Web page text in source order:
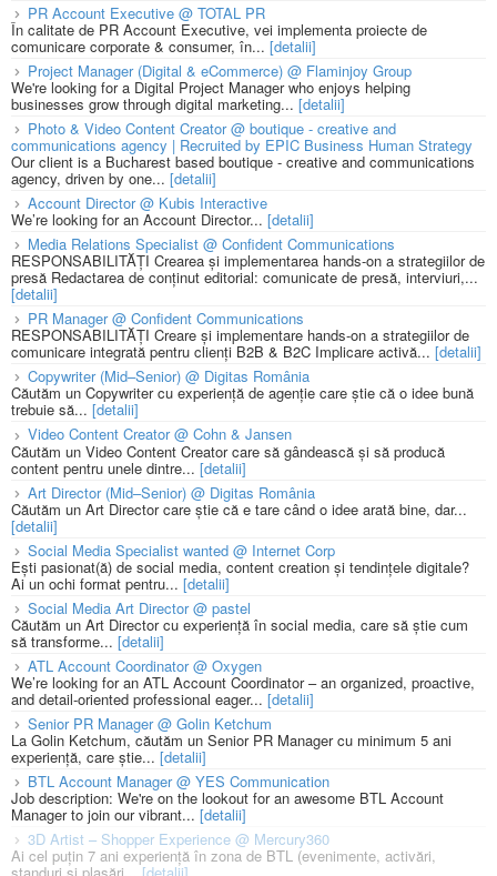
PR Account Executive @ TOTAL PR
În calitate de PR Account Executive, vei implementa proiecte de
comunicare corporate & consumer, în... [detalii]
Project Manager (Digital & eCommerce) @ Flaminjoy Group
We're looking for a Digital Project Manager who enjoys helping
businesses grow through digital marketing... [detalii]
Photo & Video Content Creator @ boutique - creative and
communications agency | Recruited by EPIC Business Human Strategy
Our client is a Bucharest based boutique - creative and communications
agency, driven by one... [detalii]
Account Director @ Kubis Interactive
We’re looking for an Account Director... [detalii]
Media Relations Specialist @ Confident Communications
RESPONSABILITĂȚI Crearea și implementarea hands-on a strategiilor de
presă Redactarea de conținut editorial: comunicate de presă, interviuri,...
[detalii]
PR Manager @ Confident Communications
RESPONSABILITĂȚI Creare și implementare hands-on a strategiilor de
comunicare integrată pentru clienți B2B & B2C Implicare activă... [detalii]
Copywriter (Mid–Senior) @ Digitas România
Căutăm un Copywriter cu experiență de agenție care știe că o idee bună
trebuie să... [detalii]
Video Content Creator @ Cohn & Jansen
Căutăm un Video Content Creator care să gândească și să producă
content pentru unele dintre... [detalii]
Art Director (Mid–Senior) @ Digitas România
Căutăm un Art Director care știe că e tare când o idee arată bine, dar...
[detalii]
Social Media Specialist wanted @ Internet Corp
Ești pasionat(ă) de social media, content creation și tendințele digitale?
Ai un ochi format pentru... [detalii]
Social Media Art Director @ pastel
Căutăm un Art Director cu experiență în social media, care să știe cum
să transforme... [detalii]
ATL Account Coordinator @ Oxygen
We’re looking for an ATL Account Coordinator – an organized, proactive,
and detail-oriented professional eager... [detalii]
Senior PR Manager @ Golin Ketchum
La Golin Ketchum, căutăm un Senior PR Manager cu minimum 5 ani
experiență, care știe... [detalii]
BTL Account Manager @ YES Communication
Job description: We're on the lookout for an awesome BTL Account
Manager to join our vibrant... [detalii]
3D Artist – Shopper Experience @ Mercury360
Ai cel puțin 7 ani experiență în zona de BTL (evenimente, activări,